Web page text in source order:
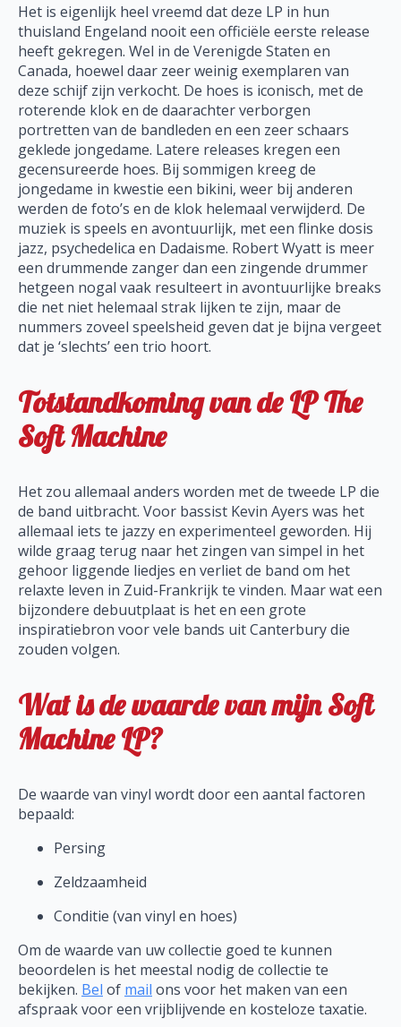
Het is eigenlijk heel vreemd dat deze LP in hun
thuisland Engeland nooit een officiële eerste release
heeft gekregen. Wel in de Verenigde Staten en
Canada, hoewel daar zeer weinig exemplaren van
deze schijf zijn verkocht. De hoes is iconisch, met de
roterende klok en de daarachter verborgen
portretten van de bandleden en een zeer schaars
geklede jongedame. Latere releases kregen een
gecensureerde hoes. Bij sommigen kreeg de
jongedame in kwestie een bikini, weer bij anderen
werden de foto’s en de klok helemaal verwijderd. De
muziek is speels en avontuurlijk, met een flinke dosis
jazz, psychedelica en Dadaisme. Robert Wyatt is meer
een drummende zanger dan een zingende drummer
hetgeen nogal vaak resulteert in avontuurlijke breaks
die net niet helemaal strak lijken te zijn, maar de
nummers zoveel speelsheid geven dat je bijna vergeet
dat je ‘slechts’ een trio hoort.
Totstandkoming van de LP The
Soft Machine
Het zou allemaal anders worden met de tweede LP die
de band uitbracht. Voor bassist Kevin Ayers was het
allemaal iets te jazzy en experimenteel geworden. Hij
wilde graag terug naar het zingen van simpel in het
gehoor liggende liedjes en verliet de band om het
relaxte leven in Zuid-Frankrijk te vinden. Maar wat een
bijzondere debuutplaat is het en een grote
inspiratiebron voor vele bands uit Canterbury die
zouden volgen.
Wat is de waarde van mijn Soft
Machine LP?
De waarde van vinyl wordt door een aantal factoren
bepaald:
Persing
Zeldzaamheid
Conditie (van vinyl en hoes)
Om de waarde van uw collectie goed te kunnen
beoordelen is het meestal nodig de collectie te
bekijken. Bel of mail ons voor het maken van een
afspraak voor een vrijblijvende en kosteloze taxatie.